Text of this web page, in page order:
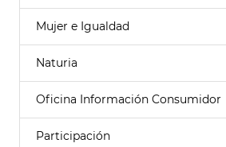
Mujer e Igualdad
Naturia
Oficina Información Consumidor
Participación